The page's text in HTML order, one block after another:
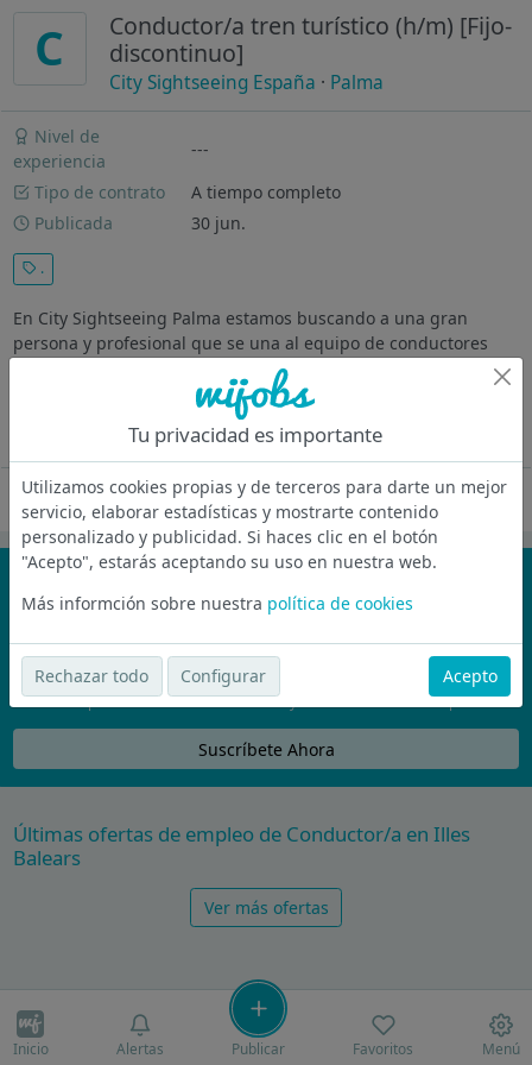
C
Conductor/a tren turístico (h/m) [Fijo-
discontinuo]
City Sightseeing España · Palma
Nivel de
experiencia
---
Tipo de contrato
A tiempo completo
Publicada
30 jun.
.
En City Sightseeing Palma estamos buscando a una gran
persona y profesional que se una al equipo de conductores
para ayudarnos a enseñar la ciudad a todos nuestros
visitantes a bordo de nuestro tren turístico. ¿Qué buscamos?
Una persona con alto nivel...
Oferta desactivada
¡No te pierdas nada!
Únete a la comunidad de wijobs y recibe por email las mejores
ofertas de empleo
Nunca compartiremos tu email con nadie y no te vamos a enviar spam
Suscríbete Ahora
Últimas ofertas de empleo de Conductor/a en Illes
Balears
Ver más ofertas
Inicio Alertas Publicar Favoritos Menú
Tu privacidad es importante
Utilizamos cookies propias y de terceros para darte un mejor
servicio, elaborar estadísticas y mostrarte contenido
personalizado y publicidad. Si haces clic en el botón
"Acepto", estarás aceptando su uso en nuestra web.
Más informción sobre nuestra política de cookies
Rechazar todo Configurar Acepto